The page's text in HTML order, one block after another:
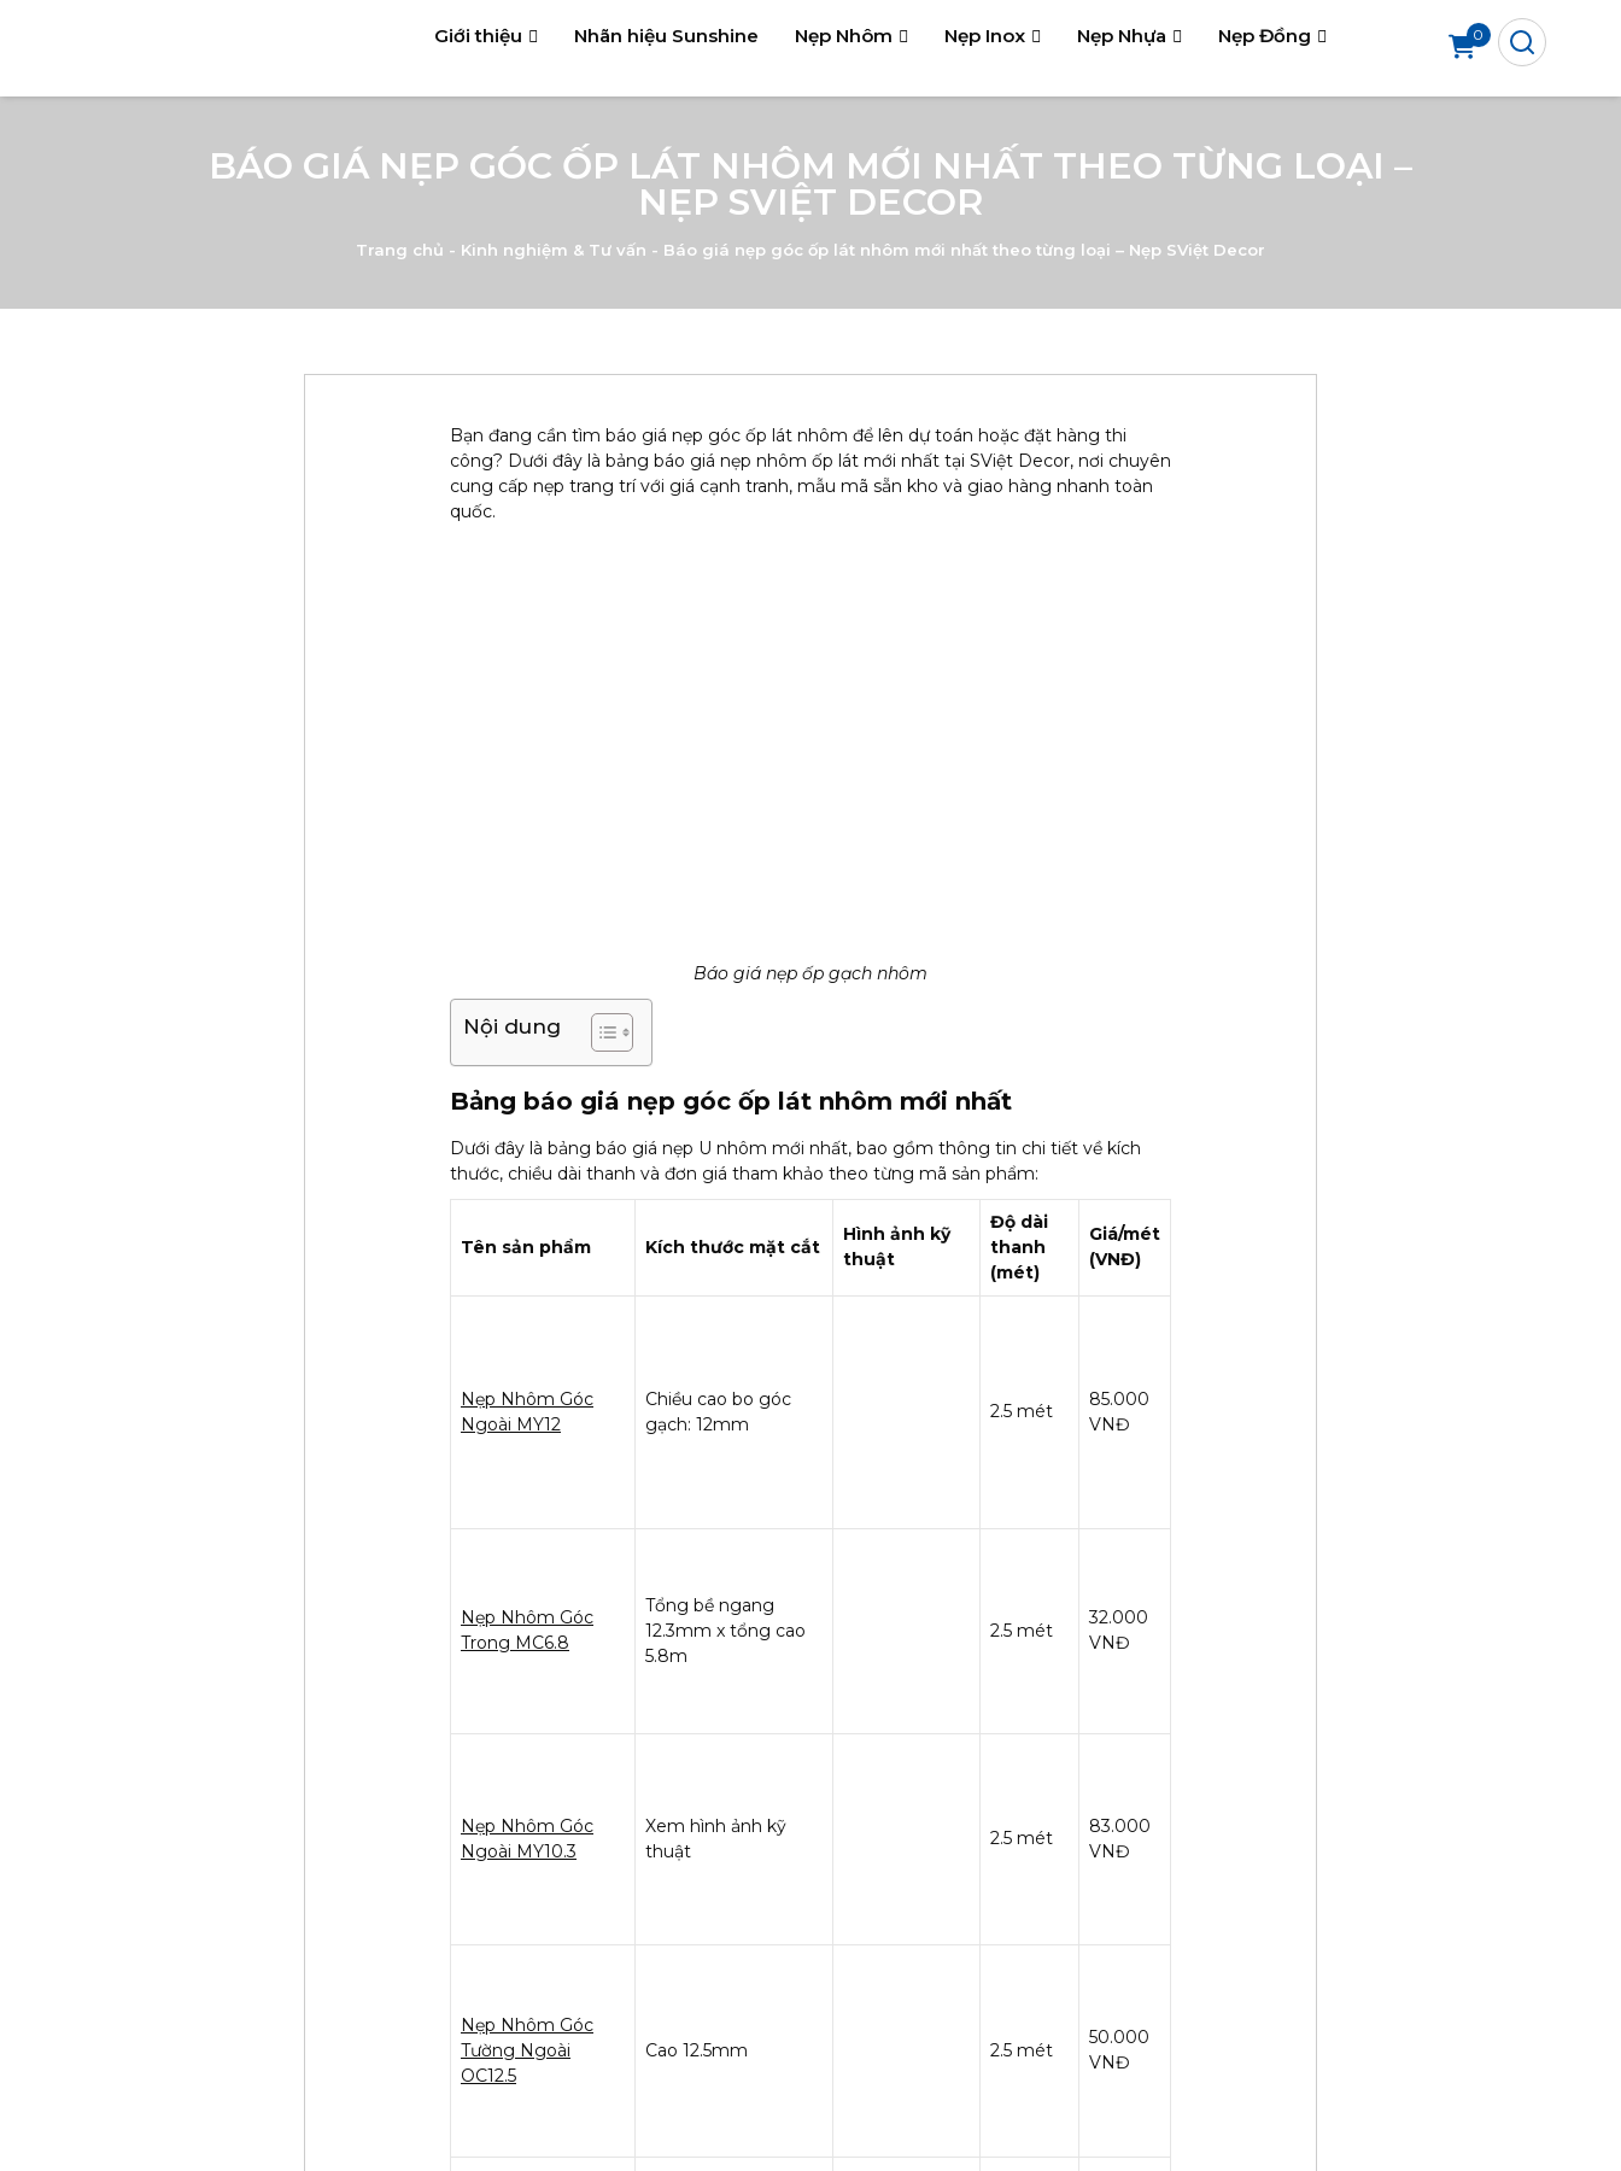
Giới thiệu Nhãn hiệu Sunshine Nẹp Nhôm Nẹp Inox Nẹp Nhựa Nẹp Đồng 0
BÁO GIÁ NẸP GÓC ỐP LÁT NHÔM MỚI NHẤT THEO TỪNG LOẠI –
NẸP SVIỆT DECOR
Trang chủ - Kinh nghiệm & Tư vấn - Báo giá nẹp góc ốp lát nhôm mới nhất theo từng loại – Nẹp SViệt Decor
Bạn đang cần tìm báo giá nẹp góc ốp lát nhôm để lên dự toán hoặc đặt hàng thi
công? Dưới đây là bảng báo giá nẹp nhôm ốp lát mới nhất tại SViệt Decor, nơi chuyên
cung cấp nẹp trang trí với giá cạnh tranh, mẫu mã sẵn kho và giao hàng nhanh toàn
quốc.
Báo giá nẹp ốp gạch nhôm
Nội dung
Bảng báo giá nẹp góc ốp lát nhôm mới nhất
Dưới đây là bảng báo giá nẹp U nhôm mới nhất, bao gồm thông tin chi tiết về kích
thước, chiều dài thanh và đơn giá tham khảo theo từng mã sản phẩm:
Tên sản phẩm Kích thước mặt cắt
Hình ảnh kỹ
thuật
Độ dài
thanh
(mét)
Giá/mét
(VNĐ)
Nẹp Nhôm Góc
Ngoài MY12
Chiều cao bo góc
gạch: 12mm
2.5 mét
85.000
VNĐ
Nẹp Nhôm Góc
Trong MC6.8
Tổng bề ngang
12.3mm x tổng cao
5.8m
2.5 mét
32.000
VNĐ
Nẹp Nhôm Góc
Ngoài MY10.3
Xem hình ảnh kỹ
thuật
2.5 mét
83.000
VNĐ
Nẹp Nhôm Góc
Tường Ngoài
OC12.5
Cao 12.5mm 2.5 mét
50.000
VNĐ